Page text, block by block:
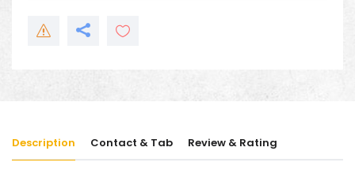
Description Contact & Tab Review & Rating